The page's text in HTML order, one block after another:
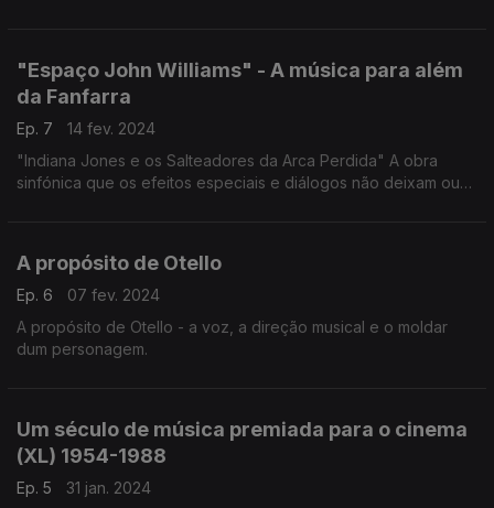
"Espaço John Williams" - A música para além
da Fanfarra
Ep. 7
14 fev. 2024
"Indiana Jones e os Salteadores da Arca Perdida" A obra
sinfónica que os efeitos especiais e diálogos não deixam ouvir
A propósito de Otello
Ep. 6
07 fev. 2024
A propósito de Otello - a voz, a direção musical e o moldar
dum personagem.
Um século de música premiada para o cinema
(XL) 1954-1988
Ep. 5
31 jan. 2024